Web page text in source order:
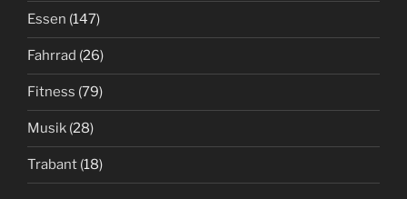
Essen (147)
Fahrrad (26)
Fitness (79)
Musik (28)
Trabant (18)